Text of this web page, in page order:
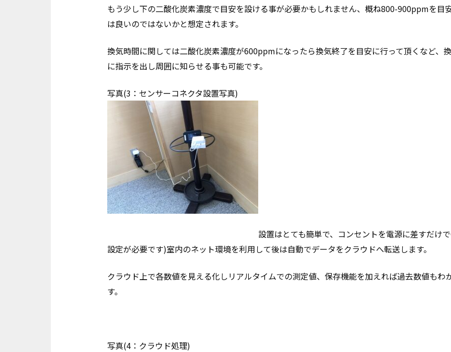
もう少し下の二酸化炭素濃度で目安を設ける事が必要かもしれません、概ね800-900ppmを目
は良いのではないかと想定されます。
換気時間に関しては二酸化炭素濃度が600ppmになったら換気終了を目安に行って頂くなど、
に指示を出し周囲に知らせる事も可能です。
写真(3：センサーコネクタ設置写真)
設置はとても簡単で、コンセントを電源に差すだけ
設定が必要です)室内のネット環境を利用して後は自動でデータをクラウドへ転送します。
クラウド上で各数値を見える化しリアルタイムでの測定値、保存機能を加えれば過去数値もわ
す。
写真(4：クラウド処理)